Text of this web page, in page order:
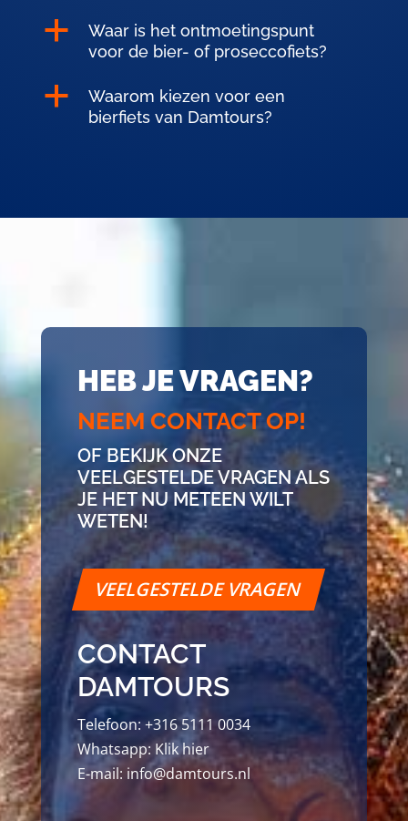
a
Waar is het ontmoetingspunt
voor de bier- of proseccofiets?
a
Waarom kiezen voor een
bierfiets van Damtours?
HEB JE VRAGEN?
NEEM CONTACT OP!
OF BEKIJK ONZE
VEELGESTELDE VRAGEN ALS
JE HET NU METEEN WILT
WETEN!
VEELGESTELDE VRAGEN
CONTACT
DAMTOURS
Telefoon:+316 5111 0034
Whatsapp: Klik hier
E-mail: info@damtours.nl